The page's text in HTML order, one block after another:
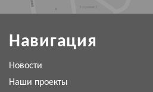
Навигация
Новости
Наши проекты